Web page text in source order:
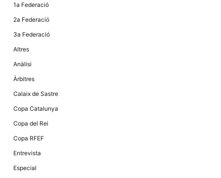
1a Federació
2a Federació
3a Federació
Altres
Anàlisi
Àrbitres
Calaix de Sastre
Copa Catalunya
Copa del Rei
Copa RFEF
Entrevista
Especial